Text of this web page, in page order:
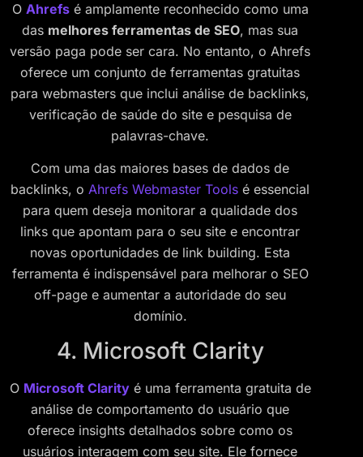
O Ahrefsé amplamente reconhecido como uma
das melhores ferramentas de SEO, mas sua
versão paga pode ser cara. No entanto, o Ahrefs
oferece um conjunto de ferramentas gratuitas
para webmasters que inclui análise de backlinks,
verificação de saúde do site e pesquisa de
palavras-chave.
Com uma das maiores bases de dados de
backlinks, o Ahrefs Webmaster Tools é essencial
para quem deseja monitorar a qualidade dos
links que apontam para o seu site e encontrar
novas oportunidades de link building. Esta
ferramenta é indispensável para melhorar o SEO
off-page e aumentar a autoridade do seu
domínio.
4. Microsoft Clarity
O Microsoft Clarityé uma ferramenta gratuita de
análise de comportamento do usuário que
oferece insights detalhados sobre como os
usuários interagem com seu site. Ele fornece